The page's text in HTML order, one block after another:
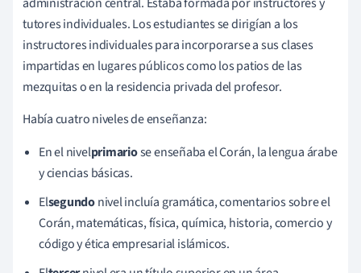
tutores individuales. Los estudiantes se dirigían a los
instructores individuales para incorporarse a sus clases
impartidas en lugares públicos como los patios de las
mezquitas o en la residencia privada del profesor.
Había cuatro niveles de enseñanza:
En el nivelprimariose enseñaba el Corán, la lengua árabe
y ciencias básicas.
Elsegundonivel incluía gramática, comentarios sobre el
Corán, matemáticas, física, química, historia, comercio y
código y ética empresarial islámicos.